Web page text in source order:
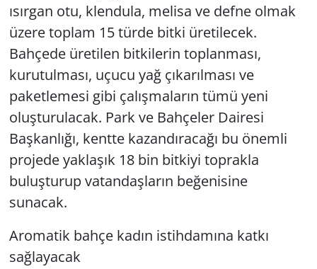
ısırgan otu, klendula, melisa ve defne olmak
üzere toplam 15 türde bitki üretilecek.
Bahçede üretilen bitkilerin toplanması,
kurutulması, uçucu yağ çıkarılması ve
paketlemesi gibi çalışmaların tümü yeni
oluşturulacak. Park ve Bahçeler Dairesi
Başkanlığı, kentte kazandıracağı bu önemli
projede yaklaşık 18 bin bitkiyi toprakla
buluşturup vatandaşların beğenisine
sunacak.
Aromatik bahçe kadın istihdamına katkı
sağlayacak